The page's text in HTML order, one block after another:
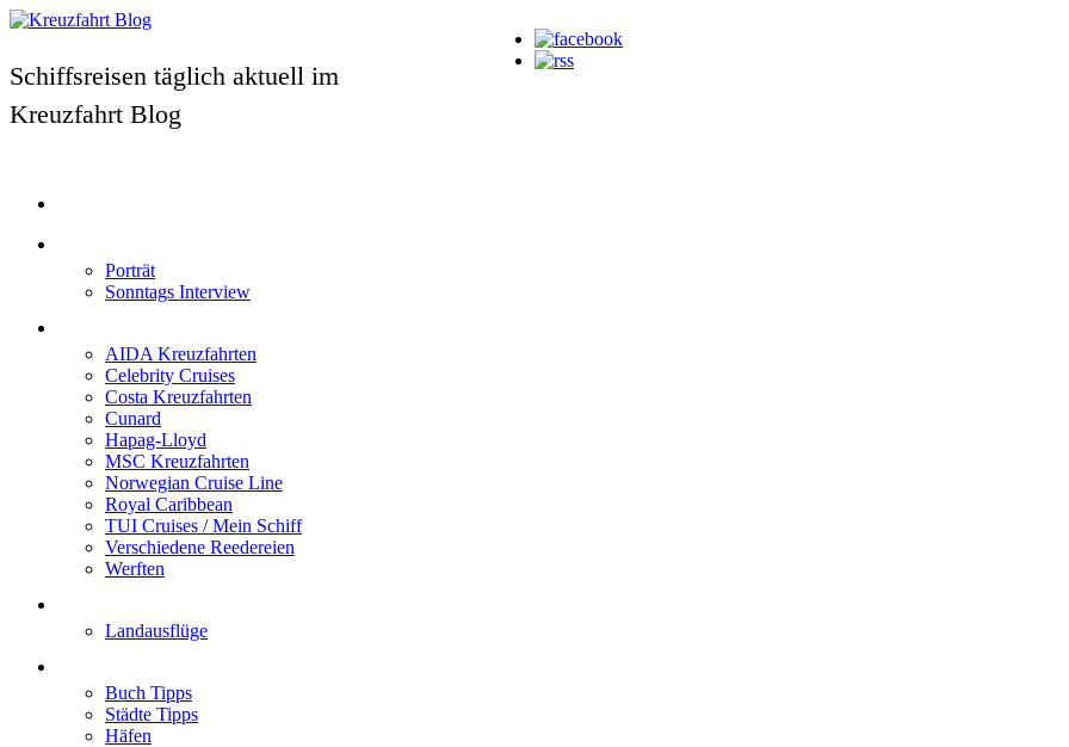
Schiffsreisen täglich aktuell im
Kreuzfahrt Blog
Porträt
Sonntags Interview
AIDA Kreuzfahrten
Celebrity Cruises
Costa Kreuzfahrten
Cunard
Hapag-Lloyd
MSC Kreuzfahrten
Norwegian Cruise Line
Royal Caribbean
TUI Cruises / Mein Schiff
Verschiedene Reedereien
Werften
Landausflüge
Buch Tipps
Städte Tipps
Häfen